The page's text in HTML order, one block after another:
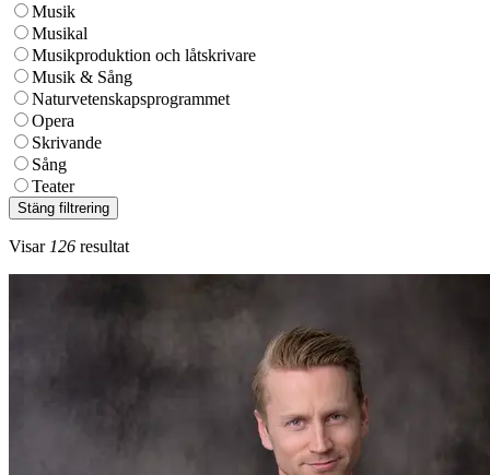
Musik
Musikal
Musikproduktion och låtskrivare
Musik & Sång
Naturvetenskapsprogrammet
Opera
Skrivande
Sång
Teater
Stäng filtrering
Visar 126 resultat